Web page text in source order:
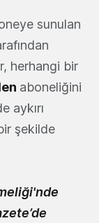
sunulan
herhangi bir
aboneliğini
aykırı
şekilde